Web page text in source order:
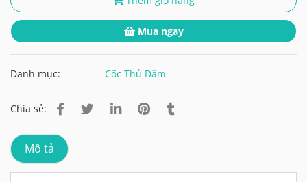
Mua ngay
Danh mục: Cốc Thủ Dâm
Chia sẻ:
Mô tả